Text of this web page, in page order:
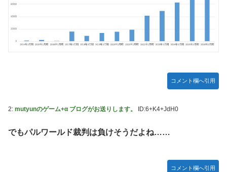
【艦これ】これがラ級ちゃんの水着modeか・・・！
が増えているらしい
【朗報】FFジジイ「FF7は衝撃的じゃった…」←これガチ本
【エヴァンゲリオン】 セガ「アヤナミレイ（仮称）‐プラグ
コメント欄へ引用
2: mutyunのゲーム+α ブログがお送りします。 ID:6+K4+JdH0
でもパルワールド裁判は負けそうだよね……
コメント欄へ引用